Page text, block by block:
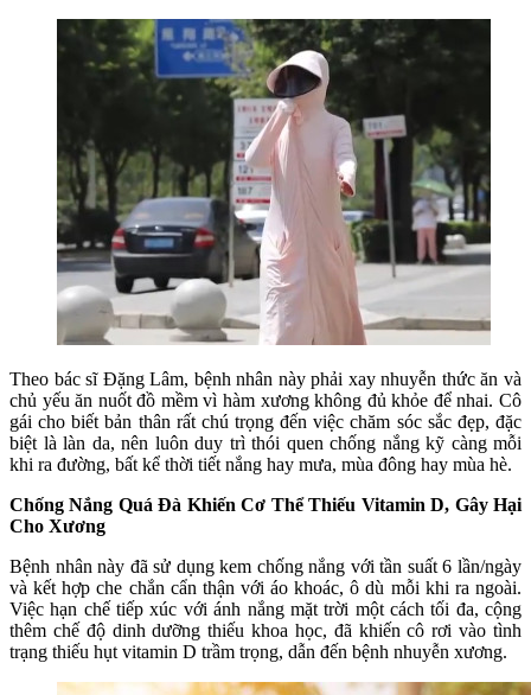
Theo bác sĩ Đặng Lâm, bệnh nhân này phải xay nhuyễn thức ăn và
chủ yếu ăn nuốt đồ mềm vì hàm xương không đủ khỏe để nhai. Cô
gái cho biết bản thân rất chú trọng đến việc chăm sóc sắc đẹp, đặc
biệt là làn da, nên luôn duy trì thói quen chống nắng kỹ càng mỗi
khi ra đường, bất kể thời tiết nắng hay mưa, mùa đông hay mùa hè.
Chống Nắng Quá Đà Khiến Cơ Thể Thiếu Vitamin D, Gây Hại
Cho Xương
Bệnh nhân này đã sử dụng kem chống nắng với tần suất 6 lần/ngày
và kết hợp che chắn cẩn thận với áo khoác, ô dù mỗi khi ra ngoài.
Việc hạn chế tiếp xúc với ánh nắng mặt trời một cách tối đa, cộng
thêm chế độ dinh dưỡng thiếu khoa học, đã khiến cô rơi vào tình
trạng thiếu hụt vitamin D trầm trọng, dẫn đến bệnh nhuyễn xương.